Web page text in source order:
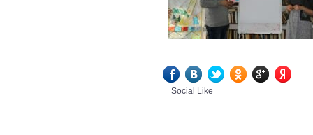
Social Like